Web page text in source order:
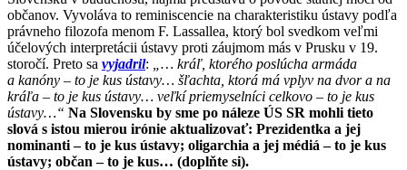
občanov. Vyvoláva to reminiscencie na charakteristiku ústavy podľa
právneho filozofa menom F. Lassallea, ktorý bol svedkom veľmi
účelových interpretácii ústavy proti záujmom más v Prusku v 19.
storočí. Preto sa vyjadril:
„… kráľ, ktorého poslúcha armáda
a kanóny – to je kus ústavy… šľachta, ktorá má vplyv na dvor a na
kráľa – to je kus ústavy… veľkí priemyselníci celkovo – to je kus
ústavy…“ Na Slovensku by sme po náleze ÚS SR mohli tieto
slová s istou mierou irónie aktualizovať: Prezidentka a jej
nominanti – to je kus ústavy; oligarchia a jej médiá – to je kus
ústavy; občan – to je kus… (doplňte si).